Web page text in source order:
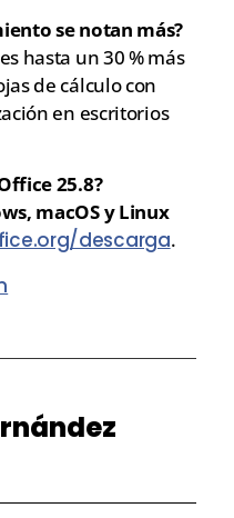
se notan más?
hasta un 30 % más
de cálculo con
en escritorios
25.8?
macOS y Linux
descarga.